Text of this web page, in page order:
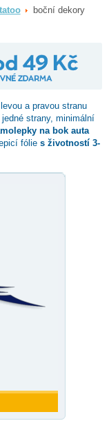
tatoo
boční dekory
a pravou stranu
strany, minimální
na bok auta
fólie s životností 3-